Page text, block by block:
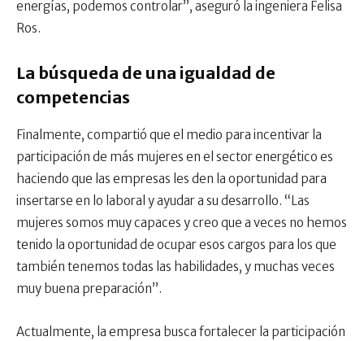
energías, podemos controlar”, aseguró la ingeniera Felisa
Ros.
La búsqueda de una igualdad de
competencias
Finalmente, compartió que el medio para incentivar la
participación de más mujeres en el sector energético es
haciendo que las empresas les den la oportunidad para
insertarse en lo laboral y ayudar a su desarrollo. “Las
mujeres somos muy capaces y creo que a veces no hemos
tenido la oportunidad de ocupar esos cargos para los que
también tenemos todas las habilidades, y muchas veces
muy buena preparación”.
Actualmente, la empresa busca fortalecer la participación